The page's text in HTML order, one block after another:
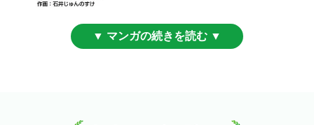
▼ マンガの続きを読む ▼
トナリスクの強み